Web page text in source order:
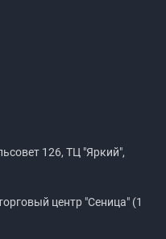
126, ТЦ "Яркий",
центр "Сеница" (1